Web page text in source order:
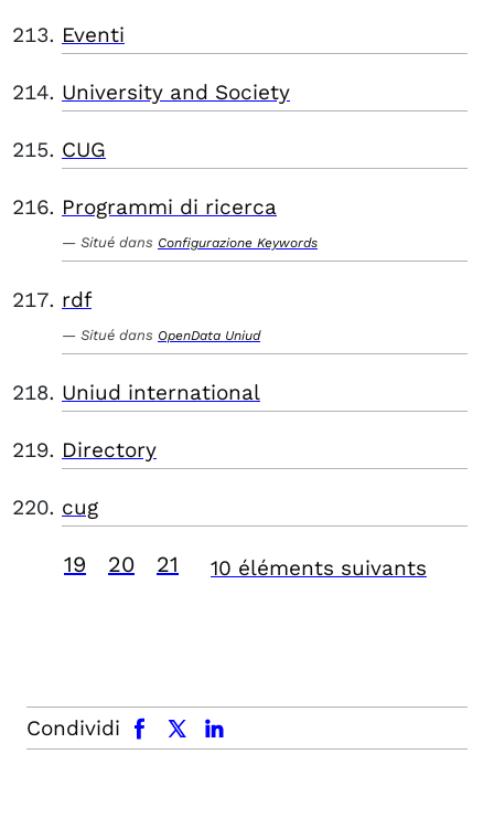
Eventi
University and Society
CUG
Programmi di ricerca
Situé dans Configurazione Keywords
rdf
Situé dans OpenData Uniud
Uniud international
Directory
cug
19 20 21 10 éléments suivants
Condividi
facebook x.com linkedin